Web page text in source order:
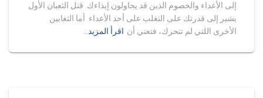
إلى الأعداء والخصوم الذين قد يحاولون إيذاءك. قتل الثعبان الأول
يشير إلى قدرتك على التغلب على أحد الأعداء. أما الثعابين
الأخرى اللتي لم تتحرك، فتعني أن اقرأ المزيد…